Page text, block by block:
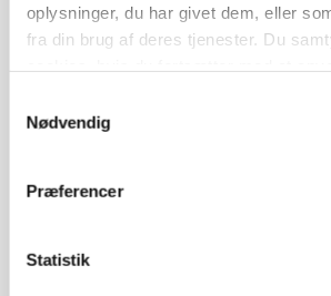
oplysninger, du har givet dem, eller
fra din brug af deres tjenester. Du
Nødvendig
Præferencer
Statistik
Loading...